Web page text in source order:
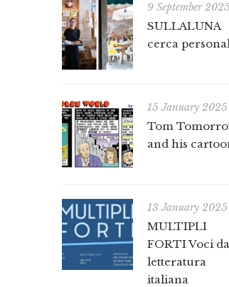
9 September 2025
SULLALUNA
cerca
15 January 2025
Tom
and his
13 January 2025
MULTIPLI
FORTI Voci
letteratura
italiana